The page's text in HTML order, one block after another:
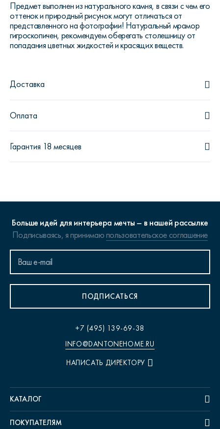
Предмет выполнен из натурального камня, в связи с чем его
оттенок и природный рисунок могут отличаться от
представленного на фотографии! Натуральный мрамор
гигроскопичен, рекомендуем оберегать столешницу от
попадания цветных жидкостей и красящих веществ.
Доставка
Оплата
Гарантия 18 месяцев
Больше идей для интерьера мечты – в нашей рассылке
Подписываясь, я принимаюпользовательское соглашение
ПОДПИСАТЬСЯ
+7 (495) 139-69-38
INFO@DANTONEHOME.RU
НАПИСАТЬ ДИРЕКТОРУ
КАТАЛОГ
ПОКУПАТЕЛЯМ